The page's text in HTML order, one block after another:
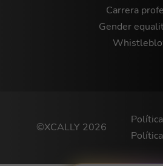
Carrera
Gender
©XCALLY 2026